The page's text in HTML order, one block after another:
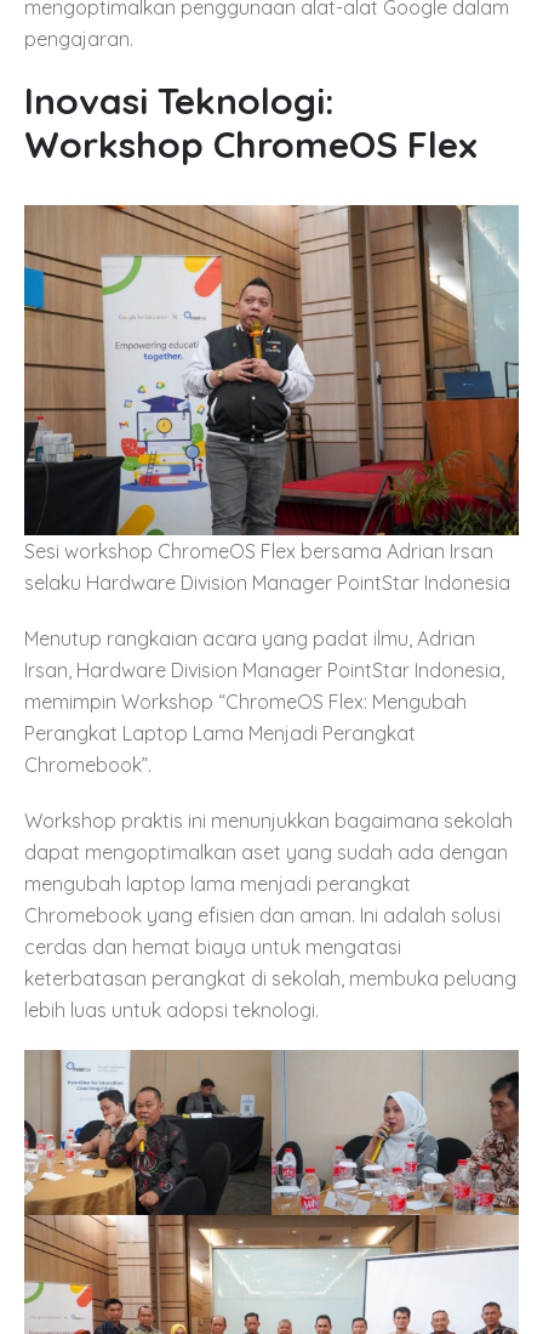
mengoptimalkan penggunaan alat-alat Google dalam
pengajaran.
Inovasi Teknologi:
Workshop ChromeOS Flex
Sesi workshop ChromeOS Flex bersama Adrian Irsan
selaku Hardware Division Manager PointStar Indonesia
Menutup rangkaian acara yang padat ilmu, Adrian
Irsan, Hardware Division Manager PointStar Indonesia,
memimpin Workshop “ChromeOS Flex: Mengubah
Perangkat Laptop Lama Menjadi Perangkat
Chromebook”.
Workshop praktis ini menunjukkan bagaimana sekolah
dapat mengoptimalkan aset yang sudah ada dengan
mengubah laptop lama menjadi perangkat
Chromebook yang efisien dan aman. Ini adalah solusi
cerdas dan hemat biaya untuk mengatasi
keterbatasan perangkat di sekolah, membuka peluang
lebih luas untuk adopsi teknologi.